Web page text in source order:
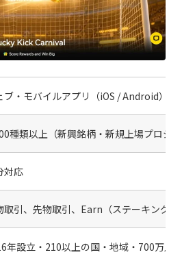
ブ・モバイルアプリ（iOS / Android）
種類以上（新興銘柄・新規上場プロジ
対応
取引、先物取引、Earn（ステーキング
年設立・210以上の国・地域・700万人